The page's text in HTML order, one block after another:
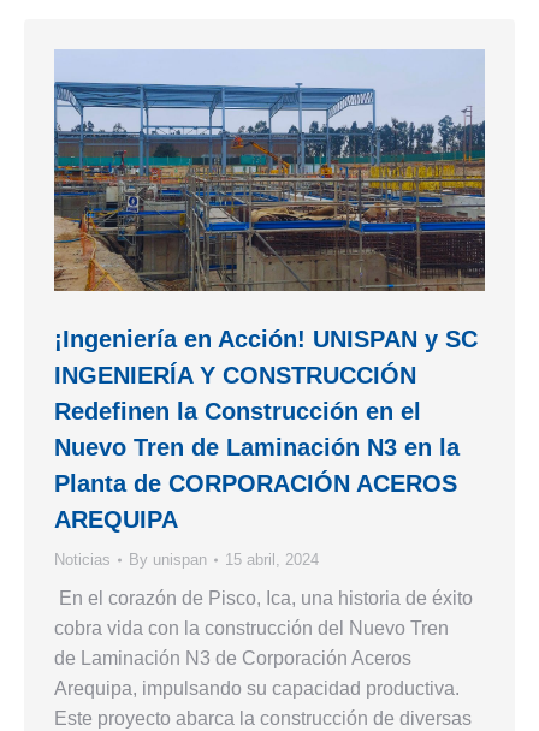
¡Ingeniería en Acción! UNISPAN y SC
INGENIERÍA Y CONSTRUCCIÓN
Redefinen la Construcción en el
Nuevo Tren de Laminación N3 en la
Planta de CORPORACIÓN ACEROS
AREQUIPA
Noticias By unispan 15 abril, 2024
​ En el corazón de Pisco, Ica, una historia de éxito
cobra vida con la construcción del Nuevo Tren
de Laminación N3 de Corporación Aceros
Arequipa, impulsando su capacidad productiva.
Este proyecto abarca la construcción de diversas